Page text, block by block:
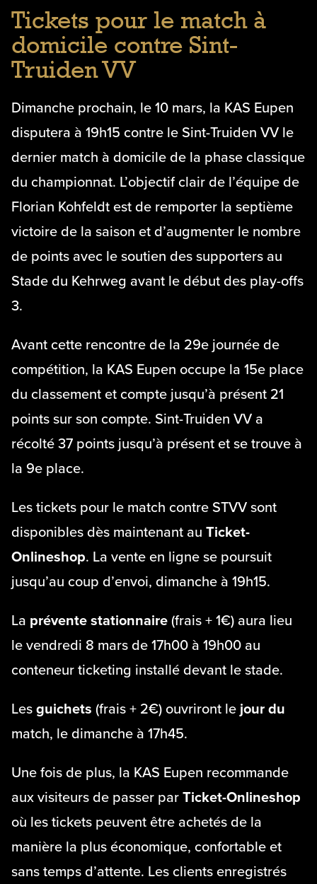
Tickets pour le match à
domicile contre Sint-
Truiden VV
Dimanche prochain, le 10 mars, la KAS Eupen
disputera à 19h15 contre le Sint-Truiden VV le
dernier match à domicile de la phase classique
du championnat. L’objectif clair de l’équipe de
Florian Kohfeldt est de remporter la septième
victoire de la saison et d’augmenter le nombre
de points avec le soutien des supporters au
Stade du Kehrweg avant le début des play-offs
3.
Avant cette rencontre de la 29e journée de
compétition, la KAS Eupen occupe la 15e place
du classement et compte jusqu’à présent 21
points sur son compte. Sint-Truiden VV a
récolté 37 points jusqu’à présent et se trouve à
la 9e place.
Les tickets pour le match contre STVV sont
disponibles dès maintenant au Ticket-
Onlineshop. La vente en ligne se poursuit
jusqu’au coup d’envoi, dimanche à 19h15.
La prévente stationnaire (frais + 1€) aura lieu
le vendredi 8 mars de 17h00 à 19h00 au
conteneur ticketing installé devant le stade.
Les guichets (frais + 2€) ouvriront le jour du
match, le dimanche à 17h45.
Une fois de plus, la KAS Eupen recommande
aux visiteurs de passer par Ticket-Onlineshop
où les tickets peuvent être achetés de la
manière la plus économique, confortable et
sans temps d’attente. Les clients enregistrés